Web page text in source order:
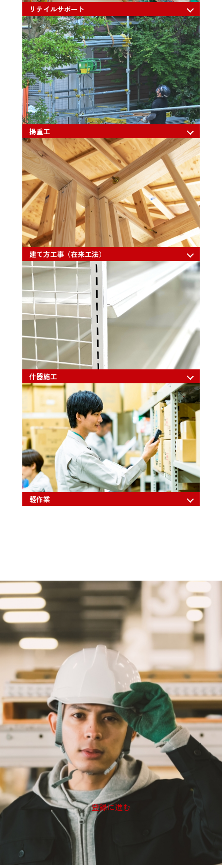
リテイルサポート
揚重工
建て方工事（在来工法）
什器施工
軽作業
RECRUIT
アルバイト登録について
私たちの使命は、「今すぐ人手がほしい」という
お客様の声にスピーディーに応えることです。
変化の多い社会の中で、柔軟な働き方と確かなサ
ポートを通じて、
あなたの力を必要とする現場をご紹介します。
アルバイト登録で、新しい経験と可能性を一緒に
広げてみませんか？
登録に進む